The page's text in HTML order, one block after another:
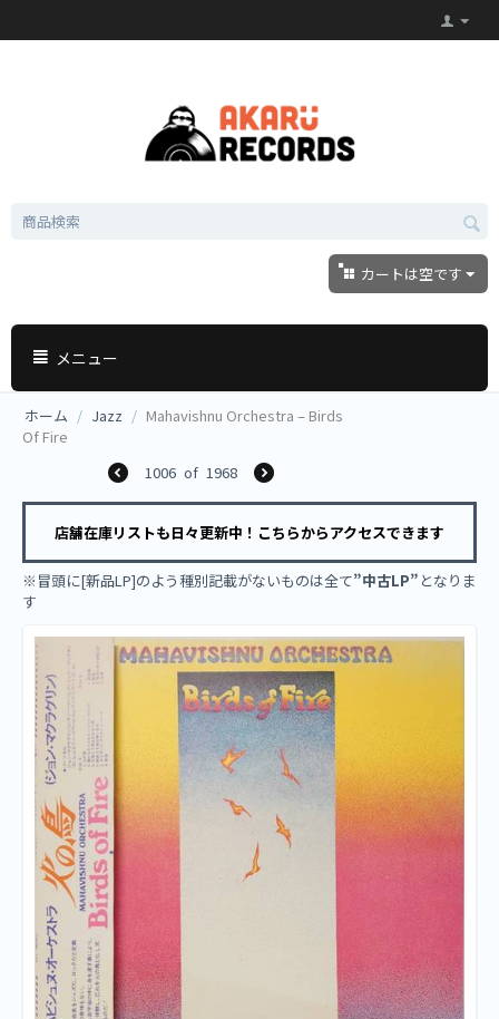
カートは空です
メニュー
ホーム / Jazz / Mahavishnu Orchestra ‎– Birds
Of Fire
1006 of 1968
店舗在庫リストも日々更新中！こちらからアクセスできます
※冒頭に[新品LP]のよう種別記載がないものは全て”中古LP” となりま
す